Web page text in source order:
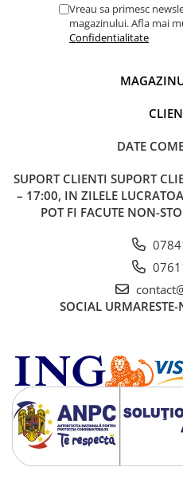
Vreau sa primesc
magazinului. Afla mai
Confidentialitate
DATE
SUPORT CLIENTI SUPORT
– 17:00, IN ZILELE
POT FI FACUTE NON-
SOCIAL